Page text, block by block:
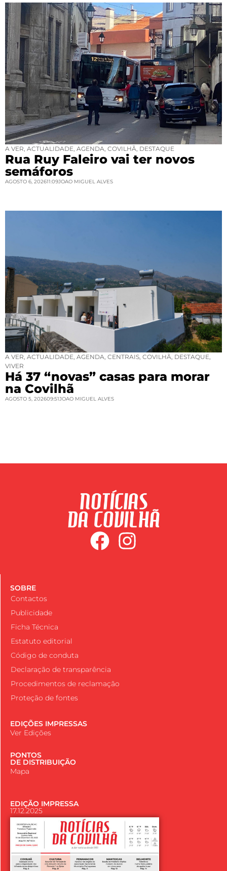
A VER ACTUALIDADE AGENDA COVILHÃ DESTAQUE
Rua Ruy Faleiro vai ter novos
semáforos
AGOSTO 6, 202611:09JOAO MIGUEL ALVES
A VER ACTUALIDADE AGENDA CENTRAIS COVILHÃ DESTAQUE
VIVER
Há 37 “novas” casas para morar
na Covilhã
AGOSTO 5, 202609:51JOAO MIGUEL ALVES
SOBRE
Contactos
Publicidade
Ficha Técnica
Estatuto editorial
Código de conduta
Declaração de transparência
Procedimentos de reclamação
Proteção de fontes
EDIÇÕES IMPRESSAS
Ver Edições
PONTOS
DE DISTRIBUIÇÃO
Mapa
EDIÇÃO IMPRESSA
17.12.2025